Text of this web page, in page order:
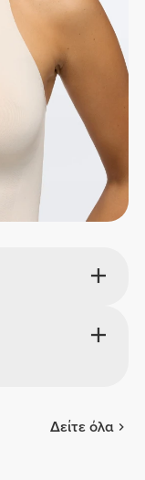
Δείτε όλα